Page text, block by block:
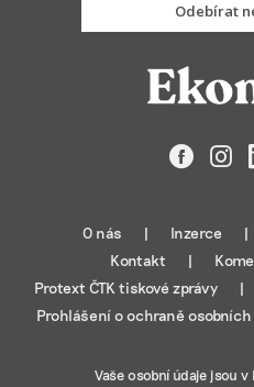
Odebírat
O nás Inzerce
Kontakt
Protext ČTK tiskové zprávy
Prohlášení o ochraně
Vaše osobní údaje jsou